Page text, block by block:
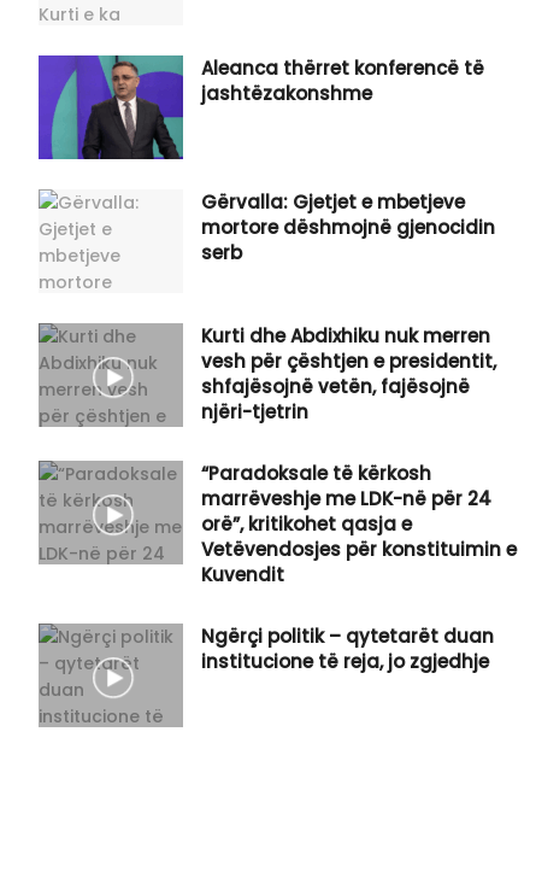
Aleanca thërret konferencë të
jashtëzakonshme
Gërvalla: Gjetjet e mbetjeve
mortore dëshmojnë gjenocidin
serb
Kurti dhe Abdixhiku nuk merren
vesh për çështjen e presidentit,
shfajësojnë vetën, fajësojnë
njëri-tjetrin
“Paradoksale të kërkosh
marrëveshje me LDK-në për 24
orë”, kritikohet qasja e
Vetëvendosjes për konstituimin e
Kuvendit
Ngërçi politik – qytetarët duan
institucione të reja, jo zgjedhje